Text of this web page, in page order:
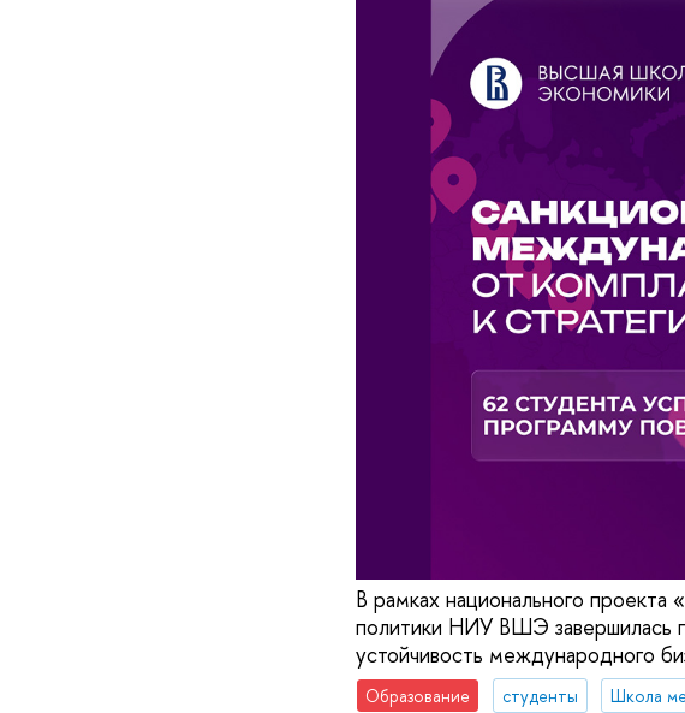
В рамках национального
политики НИУ ВШЭ завершилась
устойчивость международного
Образование студенты